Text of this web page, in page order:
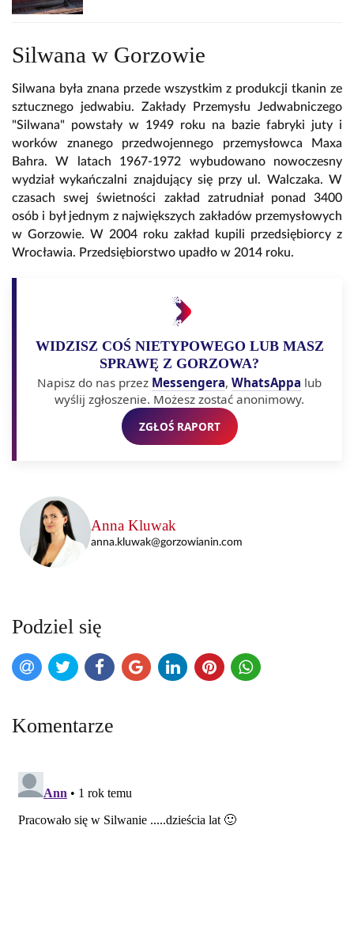
Silwana w Gorzowie
Silwana była znana przede wszystkim z produkcji tkanin ze
sztucznego jedwabiu. Zakłady Przemysłu Jedwabniczego
"Silwana" powstały w 1949 roku na bazie fabryki juty i
worków znanego przedwojennego przemysłowca Maxa
Bahra. W latach 1967-1972 wybudowano nowoczesny
wydział wykańczalni znajdujący się przy ul. Walczaka. W
czasach swej świetności zakład zatrudniał ponad 3400
osób i był jednym z największych zakładów przemysłowych
w Gorzowie. W 2004 roku zakład kupili przedsiębiorcy z
Wrocławia. Przedsiębiorstwo upadło w 2014 roku.
WIDZISZ COŚ NIETYPOWEGO LUB MASZ
SPRAWĘ Z GORZOWA?
Napisz do nas przez Messengera, WhatsAppa lub
wyślij zgłoszenie. Możesz zostać anonimowy.
ZGŁOŚ RAPORT
Anna Kluwak
anna.kluwak@gorzowianin.com
Podziel się
Komentarze